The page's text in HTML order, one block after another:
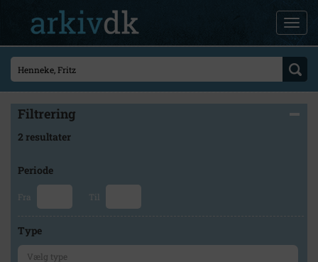
Filtrering
2 resultater
Periode
Fra Til
Type